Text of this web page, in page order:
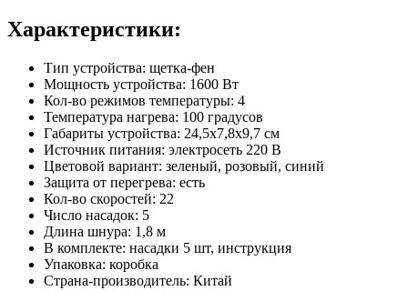
Характеристики:
Тип устройства: щетка-фен
Мощность устройства: 1600 Вт
Кол-во режимов температуры: 4
Температура нагрева: 100 градусов
Габариты устройства: 24,5x7,8x9,7 см
Источник питания: электросеть 220 В
Цветовой вариант: зеленый, розовый, синий
Защита от перегрева: есть
Кол-во скоростей: 22
Число насадок: 5
Длина шнура: 1,8 м
В комплекте: насадки 5 шт, инструкция
Упаковка: коробка
Страна-производитель: Китай